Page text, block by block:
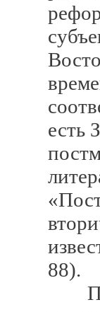
есть
88).